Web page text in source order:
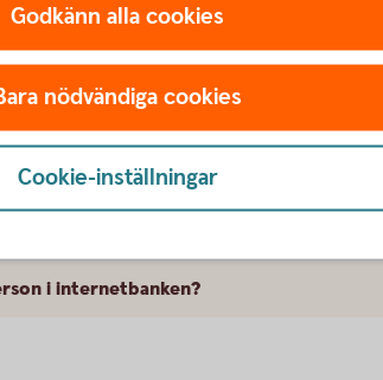
hälsoprövning?
i internetbanken?
Godkänn alla cookies
nödvändiga cookies
Cookie-inställningar